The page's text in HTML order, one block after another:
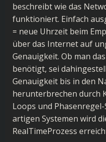
beschreibt wie das
funktioniert. Einfach
= neue Uhrzeit beim
über das Internet auf
Genauigkeit. Ob man
benötigt, sei
Genauigkeit bis in den
herunterbrechen durch
Loops und
artigen Systemen wird
RealTimeProzess